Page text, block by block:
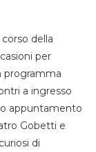
della
per
programma
a ingresso
appuntamento
Gobetti e
di